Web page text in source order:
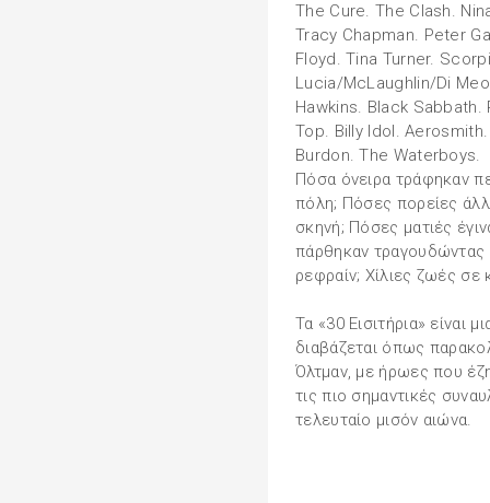
The Cure. The Clash.
Tracy Chapman. Peter
Floyd. Tina Turner.
Lucia/McLaughlin/Di
Hawkins. Black Sabbath.
Top. Billy Idol.
Burdon. The Waterboys.
Πόσα όνειρα τράφηκαν
πόλη; Πόσες πορείες
σκηνή; Πόσες ματιές
πάρθηκαν
ρεφραίν; Χίλιες ζωές σε
Τα «30 Εισιτήρια» είναι
διαβάζεται όπως
Όλτμαν, με ήρωες που
τις πιο σημαντικές
τελευταίο μισόν αιώνα.